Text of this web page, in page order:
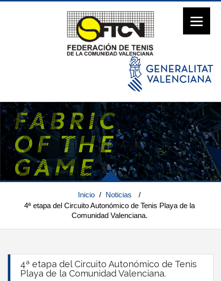
Inicio / Noticias
/
4ª etapa del Circuito Autonómico de Tenis Playa de la
Comunidad Valenciana.
4ª etapa del Circuito Autonómico de Tenis
Playa de la Comunidad Valenciana.